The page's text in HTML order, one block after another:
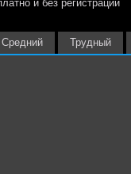
и без регистрации
Средний Трудный